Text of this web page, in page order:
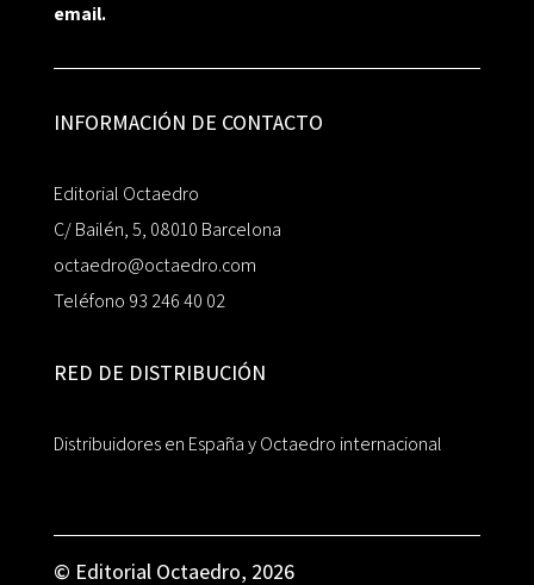
email.
INFORMACIÓN DE CONTACTO
Editorial Octaedro
C/ Bailén, 5, 08010 Barcelona
octaedro@octaedro.com
Teléfono 93 246 40 02
RED DE DISTRIBUCIÓN
Distribuidores en España y Octaedro internacional
© Editorial Octaedro, 2026